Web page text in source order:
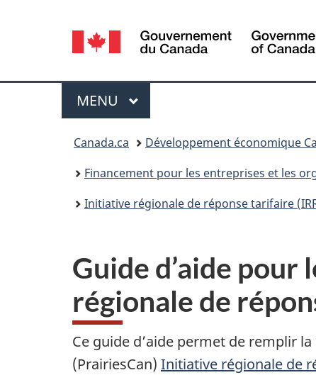
Sélection
de
la
langue
Menu
MENU PRINCIPAL
Canada.ca
Développement économique
Financement pour les entreprises et les
Initiative régionale de réponse tarifaire
Guide d’aide
régionale de
Ce guide d’aide permet de remplir
(PrairiesCan) Initiative régionale de